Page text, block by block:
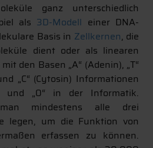
ganz unterschiedlich
als 3D-Modell einer DNA-
Basis in Zellkernen, die
dient oder als linearen
den Basen „A“ (Adenin), „T“
„C“ (Cytosin) Informationen
und „0“ in der Informatik.
mindestens alle drei
legen, um die Funktion von
erfassen zu können.